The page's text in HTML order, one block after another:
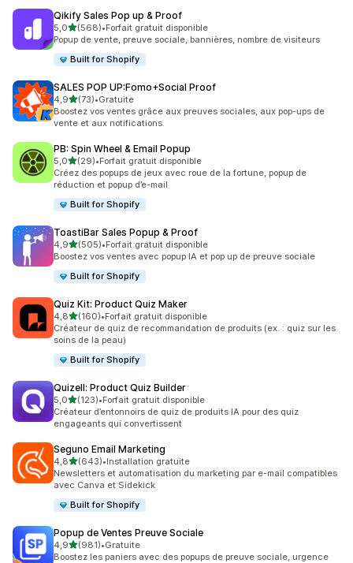
Qikify Sales Pop up & Proof
5,0étoile(s) sur 5
(568)
568 avis au total
•Forfait gratuit disponible
Popup de vente, preuve sociale, bannières, nombre de visiteurs
Built for Shopify
SALES POP UP:Fomo+Social Proof
4,9étoile(s) sur 5
(73)
73 avis au total
•Gratuite
Boostez vos ventes grâce aux preuves sociales, aux pop-ups de
vente et aux notifications.
PB: Spin Wheel & Email Popup
5,0étoile(s) sur 5
(29)
29 avis au total
•Forfait gratuit disponible
Créez des popups de jeux avec roue de la fortune, popup de
réduction et popup d’e-mail
Built for Shopify
ToastiBar Sales Popup & Proof
4,9étoile(s) sur 5
(505)
505 avis au total
•Forfait gratuit disponible
Boostez vos ventes avec popup IA et pop up de preuve sociale
Built for Shopify
Quiz Kit: Product Quiz Maker
4,8étoile(s) sur 5
(160)
160 avis au total
•Forfait gratuit disponible
Créateur de quiz de recommandation de produits (ex. : quiz sur les
soins de la peau)
Built for Shopify
Quizell: Product Quiz Builder
5,0étoile(s) sur 5
(123)
123 avis au total
•Forfait gratuit disponible
Créateur d’entonnoirs de quiz de produits IA pour des quiz
engageants qui convertissent
Seguno Email Marketing
4,8étoile(s) sur 5
(643)
643 avis au total
•Installation gratuite
Newsletters et automatisation du marketing par e-mail compatibles
avec Canva et Sidekick
Built for Shopify
Popup de Ventes Preuve Sociale
4,9étoile(s) sur 5
(981)
981 avis au total
•Gratuite
Boostez les paniers avec des popups de preuve sociale, urgence